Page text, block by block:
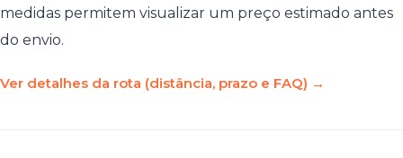
medidas permitem visualizar um preço estimado antes
do envio.
Ver detalhes da rota (distância, prazo e FAQ) →